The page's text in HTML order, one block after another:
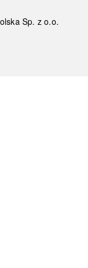
Sp. z o.o.